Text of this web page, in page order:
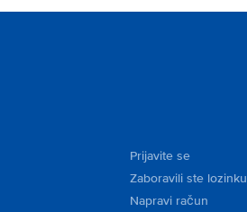
Prijavite se
Zaboravili ste lozinku
Napravi račun